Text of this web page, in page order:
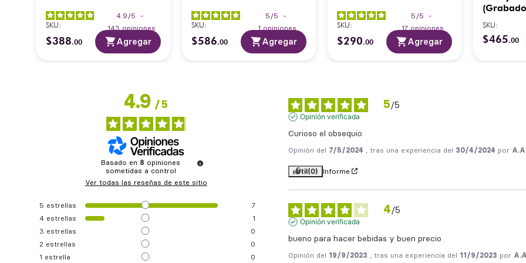
4.9 /5
-
143 opiniones
SKU:
$388.00 Agregar
5 /5
-
1 opiniones
SKU:
$586.00 Agregar
5 /5
-
17 opiniones
SKU:
$290.00 Agregar
SKU:
$465.00
4.9/5
Basado en 8 opiniones
sometidas a control
Ver todas las reseñas de este sitio
5 estrellas
7
4 estrellas
1
3 estrellas
0
2 estrellas
0
1 estrella 0
5/5
Opinión verificada
Curioso el obsequio
Opinión del 7/5/2024 , tras una experiencia del 30/4/2024 por
Útil(0) Informe
4/5
Opinión verificada
bueno para hacer bebidas y buen precio
Opinión del 19/9/2023 , tras una experiencia del 11/9/2023 por